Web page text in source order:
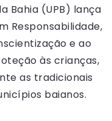
Bahia (UPB) lança
Responsabilidade,
e ao
às crianças,
as tradicionais
baianos.